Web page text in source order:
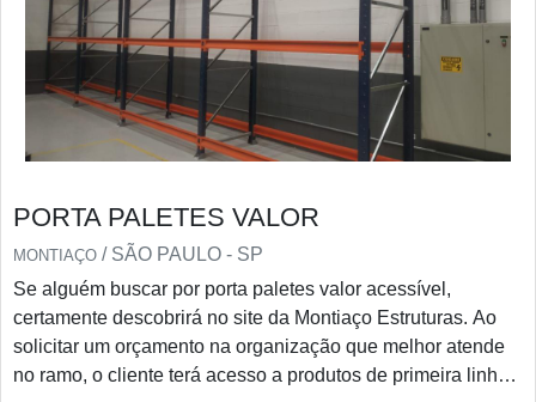
PORTA PALETES VALOR
MONTIAÇO / SÃO PAULO - SP
Se alguém buscar por porta paletes valor acessível,
certamente descobrirá no site da Montiaço Estruturas. Ao
solicitar um orçamento na organização que melhor atende
no ramo, o cliente terá acesso a produtos de primeira linha